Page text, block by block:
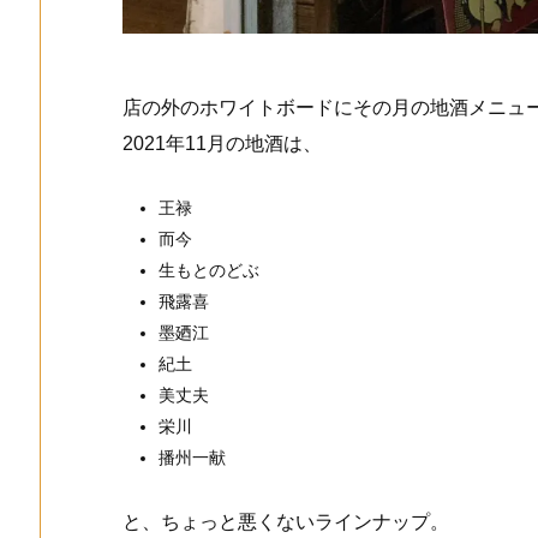
店の外のホワイトボードにその月の地酒メニュ
2021年11月の地酒は、
王禄
而今
生もとのどぶ
飛露喜
墨廼江
紀土
美丈夫
栄川
播州一献
と、ちょっと悪くないラインナップ。